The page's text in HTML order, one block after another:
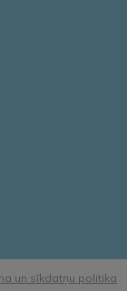
un sīkdatņu politika